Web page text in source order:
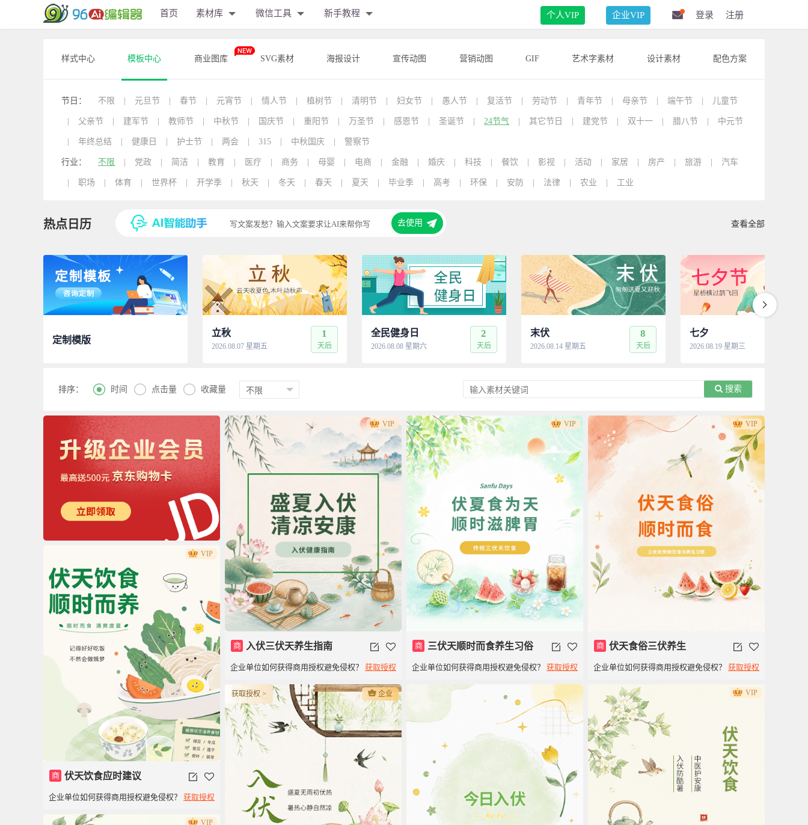
首页 素材库 微信工具 新手教程 个人VIP 企业VIP 登录 注册
样式中心 模板中心 商业图库 SVG素材 海报设计 宣传动图 营销动图 GIF 艺术字素材 设计素材 配色方案
节日： 不限 元旦节 春节 元宵节 情人节 植树节 清明节 妇女节 愚人节 复活节 劳动节 青年节 母亲节 端午节 儿童节
父亲节 建军节 教师节 中秋节 国庆节 重阳节 万圣节 感恩节 圣诞节 24节气 其它节日 建党节 双十一 腊八节 中元节
年终总结 健康日 护士节 两会 315 中秋国庆 警察节
行业： 不限 党政 简洁 教育 医疗 商务 母婴 电商 金融 婚庆 科技 餐饮 影视 活动 家居 房产 旅游 汽车
职场 体育 世界杯 开学季 秋天 冬天 春天 夏天 毕业季 高考 环保 安防 法律 农业 工业
热点日历 写文案发愁？输入文案要求让AI来帮你写 去使用 查看全部
定制模版
立秋
2026.08.07 星期五
1
天后
全民健身日
2026.08.08 星期六
2
天后
末伏
2026.08.14 星期五
8
天后
七夕
2026.08.19 星期三
排序：  时间  点击量  收藏量 搜索
VIP
商 入伏三伏天养生指南
企业单位如何获得商用授权避免侵权？ 获取授权
VIP
商 三伏天顺时而食养生习俗
企业单位如何获得商用授权避免侵权？ 获取授权
VIP
商 伏天食俗三伏养生
企业单位如何获得商用授权避免侵权？ 获取授权
VIP
商 伏天饮食应时建议
企业单位如何获得商用授权避免侵权？ 获取授权
获取授权 > 企业 VIP
VIP